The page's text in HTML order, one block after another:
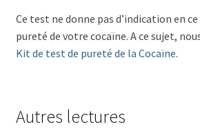
Ce test ne donne pas d’indication en
pureté de votre cocaïne. A ce sujet,
Kit de test de pureté de la Cocaïne.
Autres lectures